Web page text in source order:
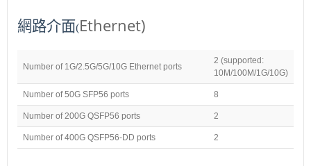
網路介面(Ethernet)
Number of 1G/2.5G/5G/10G Ethernet ports
2 (supported:
10M/100M/1G/10G)
Number of 50G SFP56 ports 8
Number of 200G QSFP56 ports 2
Number of 400G QSFP56-DD ports 2